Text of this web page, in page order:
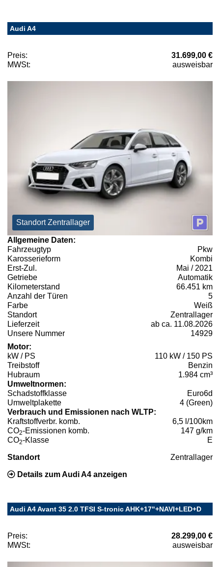
Audi A4
Preis:
31.699,00 €
MWSt:
ausweisbar
Standort Zentrallager
Allgemeine Daten:
Fahrzeugtyp
Pkw
Karosserieform
Kombi
Erst-Zul.
Mai / 2021
Getriebe
Automatik
Kilometerstand
66.451 km
Anzahl der Türen
5
Farbe
Weiß
Standort
Zentrallager
Lieferzeit
ab ca. 11.08.2026
Unsere Nummer
14929
Motor:
kW / PS
110 kW / 150 PS
Treibstoff
Benzin
Hubraum
1.984 cm³
Umweltnormen:
Schadstoffklasse
Euro6d
Umweltplakette
4 (Green)
Verbrauch und Emissionen nach WLTP:
Kraftstoffverbr. komb.
6,5 l/100km
CO2-Emissionen komb.
147 g/km
CO2-Klasse E
Standort Zentrallager
Details zum Audi A4 anzeigen
Audi A4 Avant 35 2.0 TFSI S-tronic AHK+17"+NAVI+LED+D
Preis:
28.299,00 €
MWSt:
ausweisbar